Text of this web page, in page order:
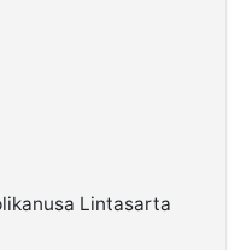
Lintasarta